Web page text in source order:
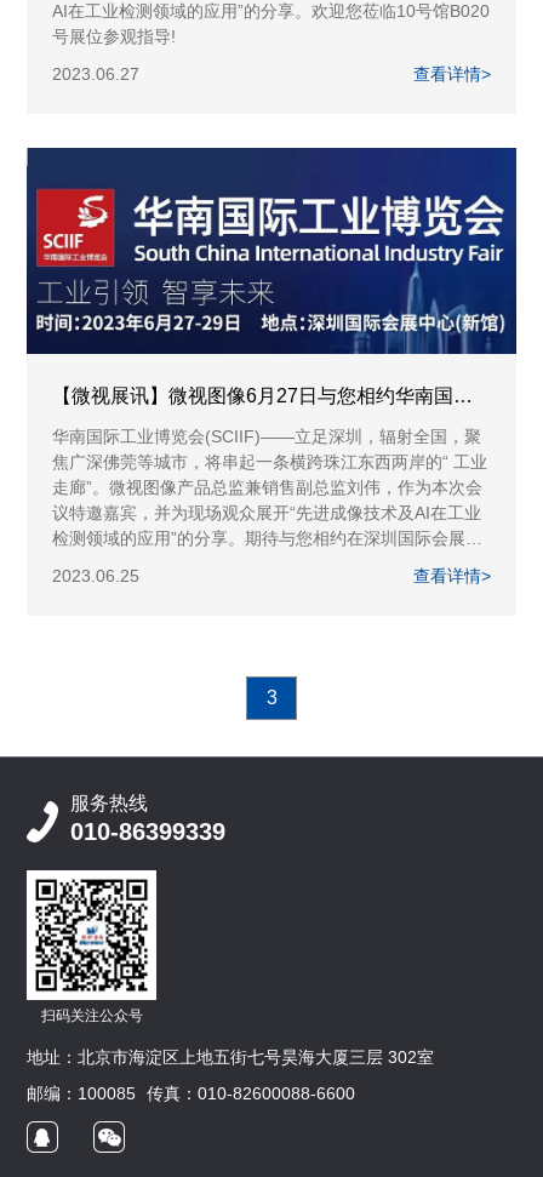
AI在工业检测领域的应用”的分享。欢迎您莅临10号馆B020
号展位参观指导!
查看详情>
2023.06.27
【微视展讯】微视图像6月27日与您相约华南国际工业博览会
华南国际工业博览会(SCIIF)——立足深圳，辐射全国，聚
焦广深佛莞等城市，将串起一条横跨珠江东西两岸的“ 工业
走廊”。微视图像产品总监兼销售副总监刘伟，作为本次会
议特邀嘉宾，并为现场观众展开“先进成像技术及AI在工业
检测领域的应用”的分享。期待与您相约在深圳国际会展中
查看详情>
2023.06.25
3
服务热线
010-86399339
扫码关注公众号
地址：北京市海淀区上地五街七号昊海大厦三层 302室
邮编：100085 传真：010-82600088-6600